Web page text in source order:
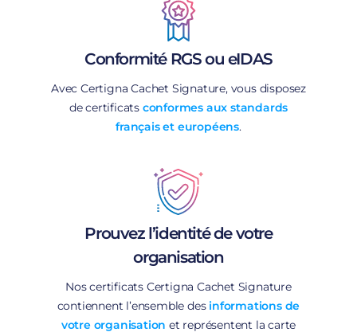
Conformité RGS ou eIDAS
Avec Certigna Cachet Signature, vous disposez
de certificats conformes aux standards
français et européens.
Prouvez l’identité de votre
organisation
Nos certificats Certigna Cachet Signature
contiennent l’ensemble des informations de
votre organisation et représentent la carte